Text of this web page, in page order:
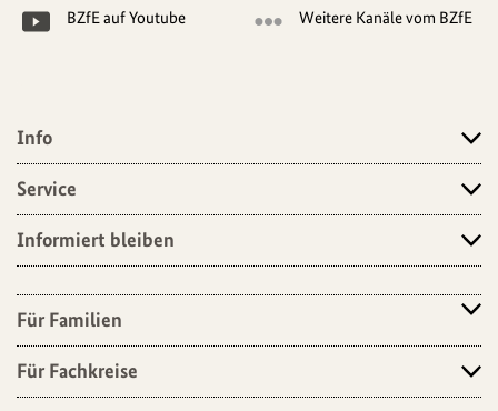
BZfE auf Youtube Weitere Kanäle vom BZfE
Angebote
Info
Service
Informiert bleiben
Für Familien
Für Fachkreise